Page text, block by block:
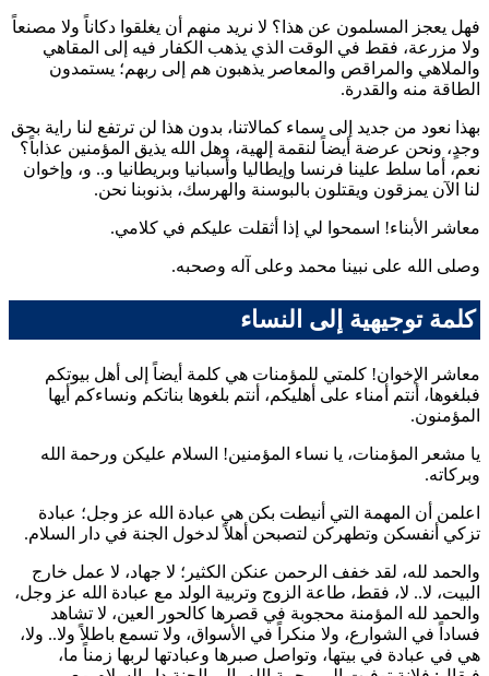
فهل يعجز المسلمون عن هذا؟ لا نريد منهم أن يغلقوا دكاناً ولا مصنعاً
ولا مزرعة، فقط في الوقت الذي يذهب الكفار فيه إلى المقاهي
والملاهي والمراقص والمعاصر يذهبون هم إلى ربهم؛ يستمدون
الطاقة منه والقدرة.
بهذا نعود من جديد إلى سماء كمالاتنا، بدون هذا لن ترتفع لنا راية بحق
وجدٍ، ونحن عرضة أيضاً لنقمة إلهية، وهل الله يذيق المؤمنين عذاباً؟
نعم، أما سلط علينا فرنسا وإيطاليا وأسبانيا وبريطانيا و.. و، وإخوان
لنا الآن يمزقون ويقتلون بالبوسنة والهرسك، بذنوبنا نحن.
معاشر الأبناء! اسمحوا لي إذا أثقلت عليكم في كلامي.
وصلى الله على نبينا محمد وعلى آله وصحبه.
كلمة توجيهية إلى النساء
معاشر الإخوان! كلمتي للمؤمنات هي كلمة أيضاً إلى أهل بيوتكم
فبلغوها، أنتم أمناء على أهليكم، أنتم بلغوها بناتكم ونساءكم أيها
المؤمنون.
يا مشعر المؤمنات، يا نساء المؤمنين! السلام عليكن ورحمة الله
وبركاته.
اعلمن أن المهمة التي أنيطت بكن هي عبادة الله عز وجل؛ عبادة
تزكي أنفسكن وتطهركن لتصبحن أهلاً لدخول الجنة في دار السلام.
والحمد لله، لقد خفف الرحمن عنكن الكثير؛ لا جهاد، لا عمل خارج
البيت، لا.. لا، فقط، طاعة الزوج وتربية الولد مع عبادة الله عز وجل،
والحمد لله المؤمنة محجوبة في قصرها كالحور العين، لا تشاهد
فساداً في الشوارع، ولا منكراً في الأسواق، ولا تسمع باطلاً ولا.. ولا،
هي في عبادة في بيتها، وتواصل صبرها وعبادتها لربها زمناً ما،